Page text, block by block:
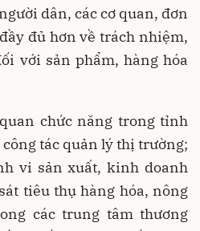
dân, các cơ quan, đơn
đủ hơn về trách nhiệm,
với sản phẩm, hàng hóa
chức năng trong tỉnh
tác quản lý thị trường;
vi sản xuất, kinh doanh
tiêu thụ hàng hóa, nông
các trung tâm thương